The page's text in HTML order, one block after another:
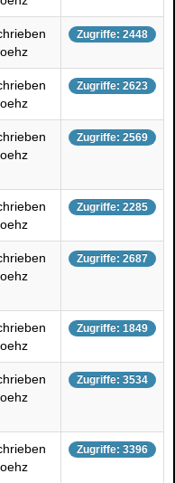
Zugriffe: 2448
Zugriffe: 2623
Zugriffe: 2569
Zugriffe: 2285
Zugriffe: 2687
Zugriffe: 1849
Zugriffe: 3534
Zugriffe: 3396